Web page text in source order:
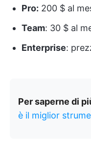
Pro: 200 $ al
Team: 30 $ al
Enterprise:
Per saperne di
è il miglior